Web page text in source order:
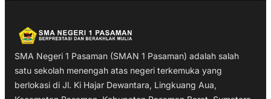
SMA Negeri 1 Pasaman (SMAN 1 Pasaman) adalah salah
satu sekolah menengah atas negeri terkemuka yang
berlokasi di Jl. Ki Hajar Dewantara, Lingkuang Aua,